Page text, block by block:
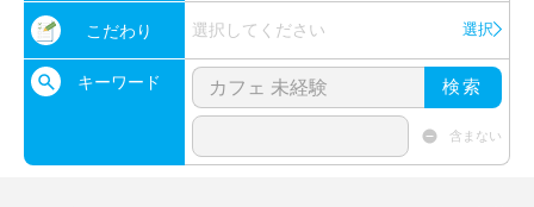
こだわり 選択してください 選択
キーワード 検索
含まない